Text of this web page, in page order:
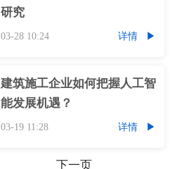
研究
03-28 10:24 详情
建筑施工企业如何把握人工智
能发展机遇？
03-19 11:28 详情
下一页